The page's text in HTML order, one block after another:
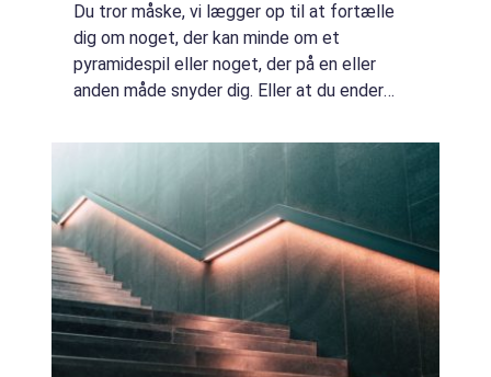
Du tror måske, vi lægger op til at fortælle
dig om noget, der kan minde om et
pyramidespil eller noget, der på en eller
anden måde snyder dig. Eller at du ender
ikke er b...